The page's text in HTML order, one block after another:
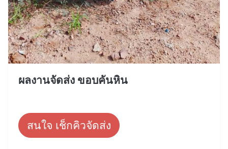
ผลงานจัดส่ง ขอบคันหิน
สนใจ เช็กคิวจัดส่ง